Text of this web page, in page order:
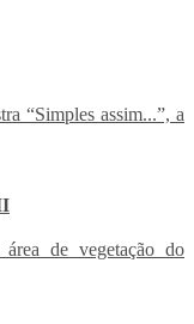
“Simples assim...”, a
de vegetação do